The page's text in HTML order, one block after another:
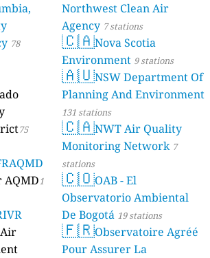
78
75
AQMD1
Northwest Clean Air
Agency 7 stations
🇨🇦Nova Scotia
Environment 9 stations
🇦🇺NSW Department Of
Planning And Environment
131 stations
🇨🇦NWT Air Quality
Monitoring Network 7
stations
🇨🇴OAB - El
Observatorio Ambiental
De Bogotá 19 stations
🇫🇷Observatoire Agréé
Pour Assurer La